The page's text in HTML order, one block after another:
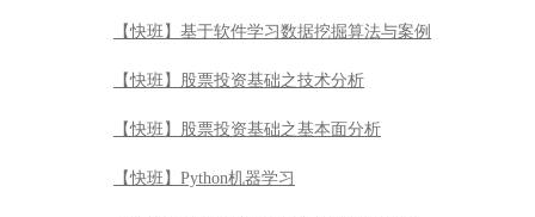
【快班】基于软件学习数据挖掘算法与案例
【快班】股票投资基础之技术分析
【快班】股票投资基础之基本面分析
【快班】Python机器学习